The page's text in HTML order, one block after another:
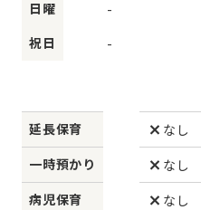
日曜
-
祝日
-
延長保育
なし
一時預かり
なし
病児保育
なし